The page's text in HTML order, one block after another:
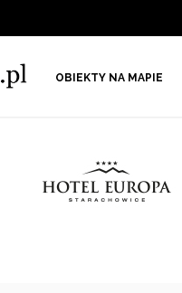
OBIEKTY NA MAPIE